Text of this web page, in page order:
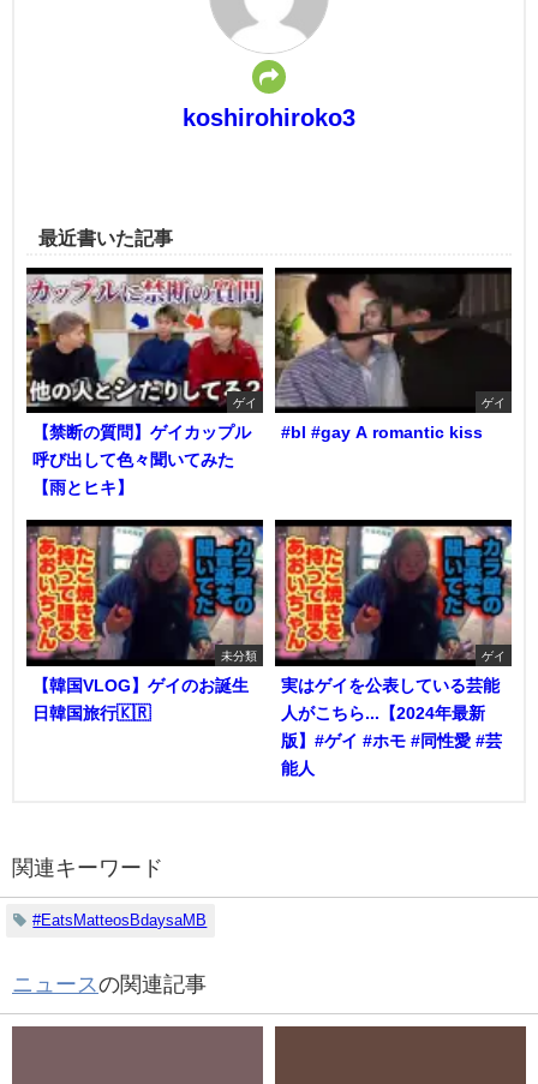
koshirohiroko3
最近書いた記事
ゲイ
【禁断の質問】ゲイカップル
呼び出して色々聞いてみた
【雨とヒキ】
ゲイ
#bl #gay A romantic kiss
未分類
【韓国VLOG】ゲイのお誕生
日韓国旅行🇰🇷
ゲイ
実はゲイを公表している芸能
人がこちら...【2024年最新
版】#ゲイ #ホモ #同性愛 #芸
能人
関連キーワード
#EatsMatteosBdaysaMB
ニュースの関連記事